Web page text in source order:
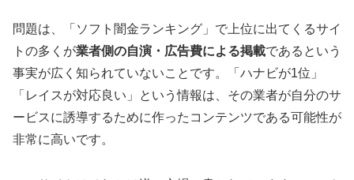
問題は、「ソフト闇金ランキング」で上位に出てくるサイ
トの多くが業者側の自演・広告費による掲載であるという
事実が広く知られていないことです。「ハナビが1位」
「レイスが対応良い」という情報は、その業者が自分のサ
ービスに誘導するために作ったコンテンツである可能性が
非常に高いです。